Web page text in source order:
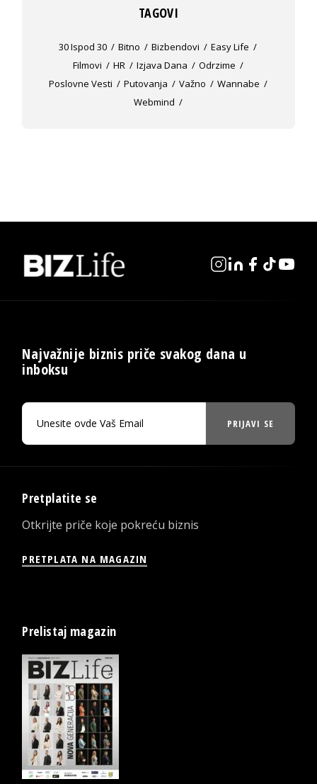
TAGOVI
30 Ispod 30 Bitno Bizbendovi
Easy Life
Filmovi
HR Izjava Dana
Odrzime
Poslovne Vesti
Putovanja Važno
Wannabe
Webmind
Najvažnije biznis priče svakog dana u
inboksu
PRIJAVI SE
Pretplatite se
Otkrijte priče koje pokreću biznis
PRETPLATA NA MAGAZIN
Prelistaj magazin